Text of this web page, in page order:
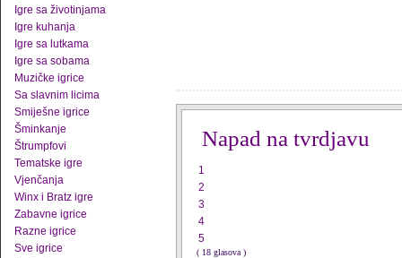
Igre sa životinjama
Igre kuhanja
Igre sa lutkama
Igre sa sobama
Muzičke igrice
Sa slavnim licima
Smiješne igrice
Šminkanje
Štrumpfovi
Tematske igre
Vjenčanja
Winx i Bratz igre
Zabavne igrice
Razne igrice
Sve igrice
Napad na tvrdjavu
1
2
3
4
5
( 18 glasova )